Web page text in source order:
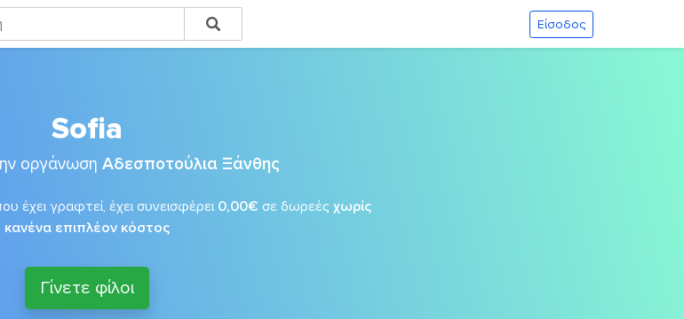
Είσοδος
Sofia
οργάνωση Αδεσποτούλια Ξάνθης
έχει γραφτεί, έχει συνεισφέρει 0,00€ σε δωρεές χωρίς
κανένα επιπλέον κόστος
Γίνετε φίλοι